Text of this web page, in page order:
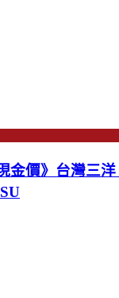
金價》台灣三